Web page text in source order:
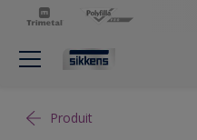
Produit